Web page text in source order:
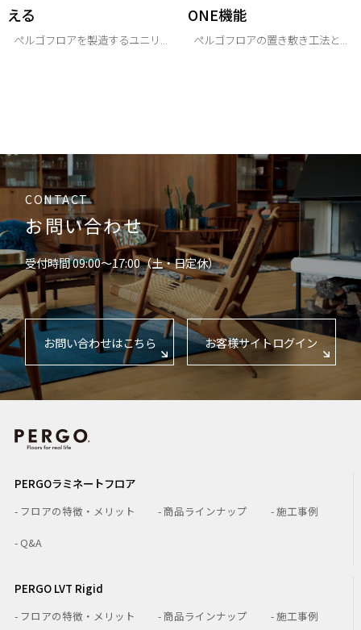
える
ぺルゴフロアを製造するユニリ...
ONE機能
ぺルゴフロアの置き敷き工法と...
CONTACT
お問い合わせ
受付時間 09:00〜17:00（土・日定休）
お問い合わせはこちら お客様サイトログイン
PERGOラミネートフロア
- フロアの特徴・メリット - 商品ラインナップ - 施工事例
- Q&A
PERGO LVT Rigid
- フロアの特徴・メリット - 商品ラインナップ - 施工事例